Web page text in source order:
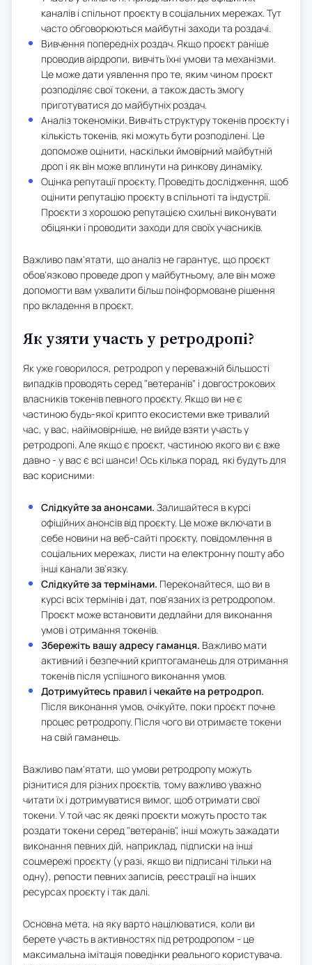
каналів і спільнот проєкту в соціальних мережах. Тут
часто обговорюються майбутні заходи та роздачі.
Вивчення попередніх роздач. Якщо проєкт раніше
проводив аірдропи, вивчіть їхні умови та механізми.
Це може дати уявлення про те, яким чином проєкт
розподіляє свої токени, а також дасть змогу
приготуватися до майбутніх роздач.
Аналіз токеноміки. Вивчіть структуру токенів проєкту і
кількість токенів, які можуть бути розподілені. Це
допоможе оцінити, наскільки ймовірний майбутній
дроп і як він може вплинути на ринкову динаміку.
Оцінка репутації проєкту. Проведіть дослідження, щоб
оцінити репутацію проєкту в спільноті та індустрії.
Проєкти з хорошою репутацією схильні виконувати
обіцянки і проводити заходи для своїх учасників.
Важливо пам'ятати, що аналіз не гарантує, що проєкт
обов'язково проведе дроп у майбутньому, але він може
допомогти вам ухвалити більш поінформоване рішення
про вкладення в проєкт.
Як узяти участь у ретродропі?
Як уже говорилося, ретродроп у переважній більшості
випадків проводять серед "ветеранів" і довгострокових
власників токенів певного проєкту. Якщо ви не є
частиною будь-якої крипто екосистеми вже тривалий
час, у вас, найімовірніше, не вийде взяти участь у
ретродропі. Але якщо є проєкт, частиною якого ви є вже
давно - у вас є всі шанси! Ось кілька порад, які будуть для
вас корисними:
Слідкуйте за анонсами. Залишайтеся в курсі
офіційних анонсів від проєкту. Це може включати в
себе новини на веб-сайті проєкту, повідомлення в
соціальних мережах, листи на електронну пошту або
інші канали зв'язку.
Слідкуйте за термінами. Переконайтеся, що ви в
курсі всіх термінів і дат, пов'язаних із ретродропом.
Проєкт може встановити дедлайни для виконання
умов і отримання токенів.
Збережіть вашу адресу гаманця. Важливо мати
активний і безпечний криптогаманець для отримання
токенів після успішного виконання умов.
Дотримуйтесь правил і чекайте на ретродроп.
Після виконання умов, очікуйте, поки проєкт почне
процес ретродропу. Після чого ви отримаєте токени
на свій гаманець.
Важливо пам'ятати, що умови ретродропу можуть
різнитися для різних проєктів, тому важливо уважно
читати їх і дотримуватися вимог, щоб отримати свої
токени. У той час як деякі проєкти можуть просто так
роздати токени серед "ветеранів", інші можуть зажадати
виконання певних дій, наприклад, підписки на інші
соцмережі проєкту (у разі, якщо ви підписані тільки на
одну), репости певних записів, реєстрації на інших
ресурсах проєкту і так далі.
Основна мета, на яку варто націлюватися, коли ви
берете участь в активностях під ретродропом - це
максимальна імітація поведінки реального користувача.